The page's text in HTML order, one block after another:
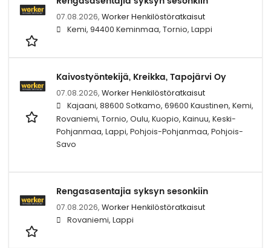
07.08.2026, Worker Henkilöstöratkaisut
Kemi, 94400 Keminmaa, Tornio, Lappi
Kaivostyöntekijä, Kreikka, Tapojärvi Oy
07.08.2026, Worker Henkilöstöratkaisut
Kajaani, 88600 Sotkamo, 69600 Kaustinen, Kemi,
Rovaniemi, Tornio, Oulu, Kuopio, Kainuu, Keski-
Pohjanmaa, Lappi, Pohjois-Pohjanmaa, Pohjois-
Savo
Rengasasentajia syksyn sesonkiin
07.08.2026, Worker Henkilöstöratkaisut
Rovaniemi, Lappi